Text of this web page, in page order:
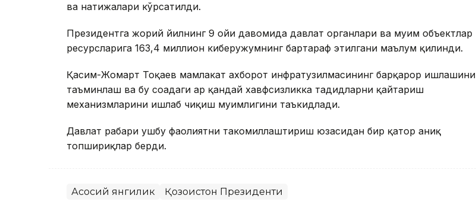
ва натижалари кўрсатилди.
Президентга жорий йилнинг 9 ойи давомида давлат органлари ва муҳим объектлар
ресурсларига 163,4 миллион киберҳужумнинг бартараф этилгани маълум қилинди.
Қасим-Жомарт Тоқаев мамлакат ахборот инфратузилмасининг барқарор ишлашини
таъминлаш ва бу соҳадаги ҳар қандай хавфсизликка таҳдидларни қайтариш
механизмларини ишлаб чиқиш муҳимлигини таъкидлади.
Давлат раҳбари ушбу фаолиятни такомиллаштириш юзасидан бир қатор аниқ
топшириқлар берди.
Асосий янгилик Қозоғистон Президенти